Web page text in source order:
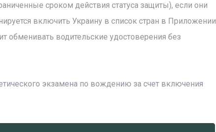
сроком действия статуса защиты), если они
включить Украину в список стран в Приложении
обменивать водительские удостоверения без
экзамена по вождению за счет включения